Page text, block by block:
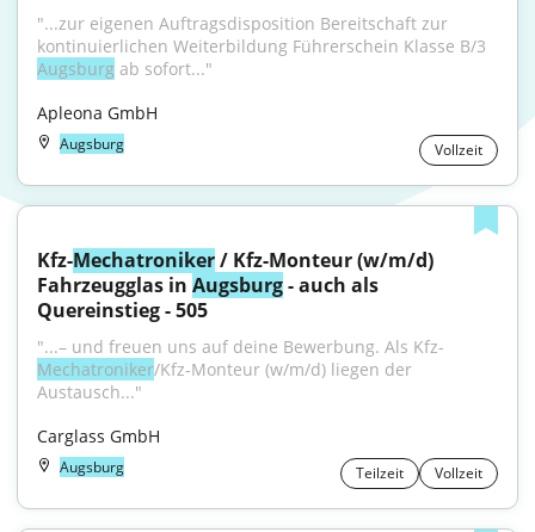
"...zur eigenen Auftragsdisposition Bereitschaft zur
Augsburg ab sofort..."
Apleona GmbH
Augsburg Vollzeit
Kfz-Mechatroniker / Kfz-Monteur (w/m/d)
Fahrzeugglas in Augsburg - auch als
Quereinstieg - 505
"...– und freuen uns auf deine Bewerbung. Als Kfz-
Mechatroniker/Kfz-Monteur (w/m/d) liegen der
Austausch..."
Carglass GmbH
Augsburg Teilzeit Vollzeit